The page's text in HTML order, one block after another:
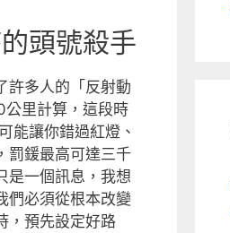
頭號殺手
許多人的「反射動
里計算，這段時
能讓你錯過紅燈、
罰鍰最高可達三千
是一個訊息，我想
們必須從根本改變
，預先設定好路